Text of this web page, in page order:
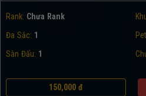
Rank: Chưa Rank
Đa Sắc: 1
Sàn Đấu: 1
150,000 đ